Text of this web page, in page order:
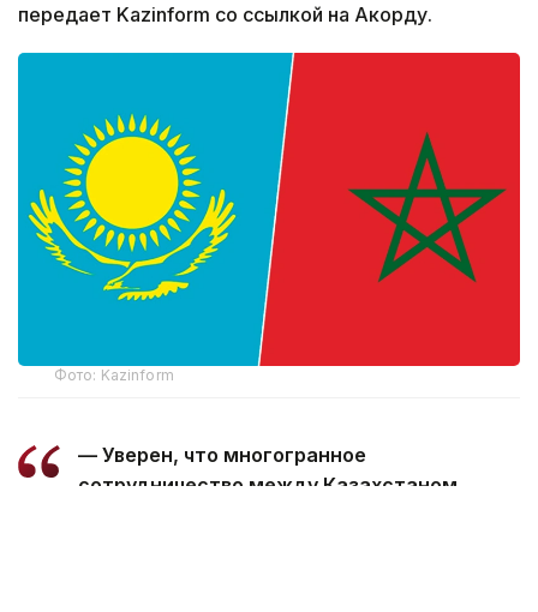
передает Kazinform со ссылкой на Акорду.
Фото: Kazinform
— Уверен, что многогранное
сотрудничество между Казахстаном